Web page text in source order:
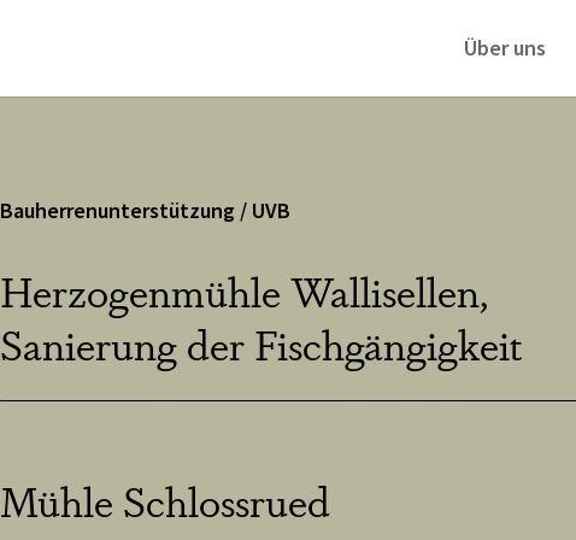
Über uns
Bauherrenunterstützung / UVB
Herzogenmühle Wallisellen,
Sanierung der Fischgängigkeit
Mühle Schlossrued